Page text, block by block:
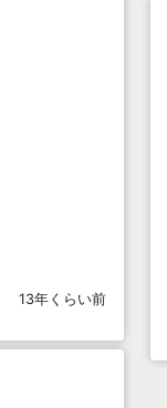
13年くらい前